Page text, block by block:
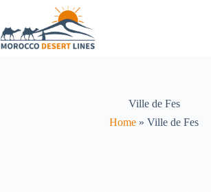
Ville de Fes
Home » Ville de Fes